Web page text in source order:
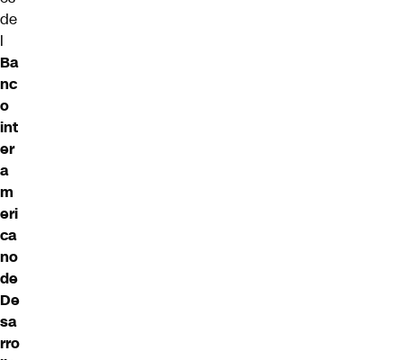
de
l
Ba
nc
o
int
er
a
m
eri
ca
no
de
De
sa
rro